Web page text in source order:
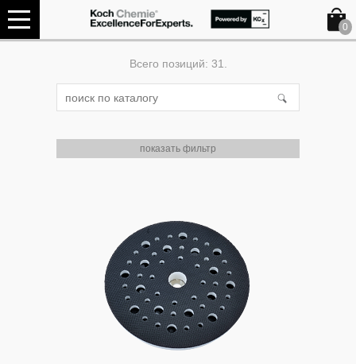
Всего позиций: 31.
показать фильтр
0